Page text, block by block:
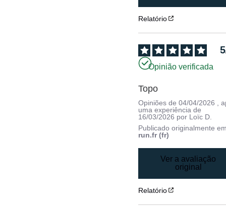
Relatório
5
Opinião verificada
Topo
Opiniões de04/04/2026
,
uma experiência de
16/03/2026 por Loïc D.
Publicado originalmente
run.fr (fr)
Ver a avaliação
original
Relatório